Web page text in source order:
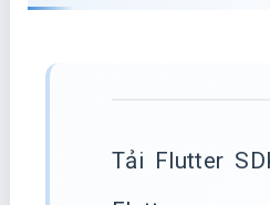
Tải Flutter